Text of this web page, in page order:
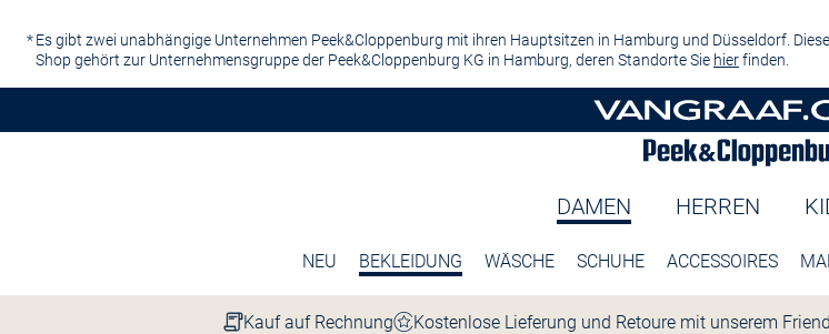
Es gibt zwei unabhängige Unternehmen Peek&Cloppenburg mit ihren Hauptsitzen in Hamburg und Düsseldorf.
Shop gehört zur Unternehmensgruppe der Peek&Cloppenburg KG in Hamburg, deren Standorte Sie hierfinden.
DAMEN HERREN
NEU BEKLEIDUNG WÄSCHE SCHUHE ACCESSOIRES
Kauf auf Rechnung Kostenlose Lieferung und Retoure mit unserem